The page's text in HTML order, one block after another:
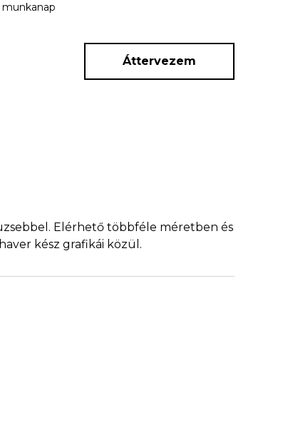
munkanap
Áttervezem
Elérhető többféle méretben és
kész grafikái közül.